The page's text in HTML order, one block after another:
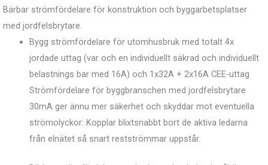
Bärbar strömfördelare för konstruktion och byggarbetsplatser
med jordfelsbrytare.
Bygg strömfördelare för utomhusbruk med totalt 4x
jordade uttag (var och en individuellt säkrad och individuellt
belastnings bar med 16A) och 1x32A + 2x16A CEE-uttag
Strömfördelare för byggbranschen med jordfelsbrytare
30mA ger ännu mer säkerhet och skyddar mot eventuella
strömolyckor: Kopplar blixtsnabbt bort de aktiva ledarna
från elnätet så snart restströmmar uppstår.